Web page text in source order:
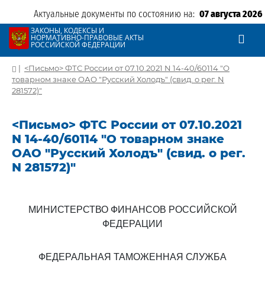
Актуальные документы по состоянию на: 07 августа 2026
ЗАКОНЫ, КОДЕКСЫ И
НОРМАТИВНО-ПРАВОВЫЕ АКТЫ
РОССИЙСКОЙ ФЕДЕРАЦИИ
| <Письмо> ФТС России от 07.10.2021 N 14-40/60114 "О
товарном знаке ОАО "Русский Холодъ" (свид. о рег. N
281572)"
<Письмо> ФТС России от 07.10.2021
N 14-40/60114 "О товарном знаке
ОАО "Русский Холодъ" (свид. о рег.
N 281572)"
МИНИСТЕРСТВО ФИНАНСОВ РОССИЙСКОЙ
ФЕДЕРАЦИИ
ФЕДЕРАЛЬНАЯ ТАМОЖЕННАЯ СЛУЖБА